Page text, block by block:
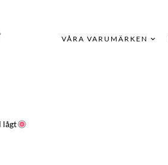
VÅRA VARUMÄRKEN
lågt